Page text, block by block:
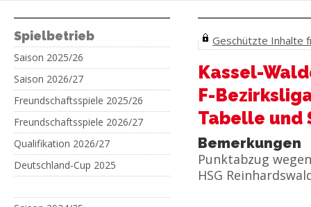
Spielbetrieb
Saison 2025/26
Saison 2026/27
Freundschaftsspiele 2025/26
Freundschaftsspiele 2026/27
Qualifikation 2026/27
Deutschland-Cup 2025
Geschützte Inhalte
Kassel-
F-
Tabelle und
Bemerkungen
Punktabzug
HSG